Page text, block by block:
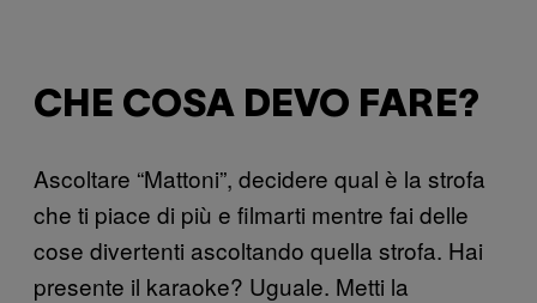
CHE COSA DEVO FARE?
Ascoltare “Mattoni”, decidere qual è la strofa
che ti piace di più e filmarti mentre fai delle
cose divertenti ascoltando quella strofa. Hai
presente il karaoke? Uguale. Metti la